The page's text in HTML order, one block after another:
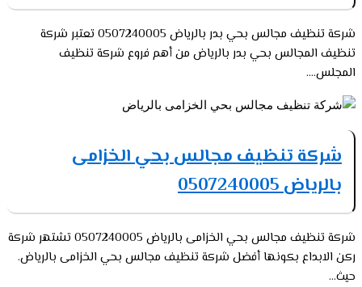
شركة تنظيف مجالس بحي بدر بالرياض 0507240005 تعتبر شركة
تنظيف المجالس بحي بدر بالرياض من أهم فروع شركة تنظيف
المجلس....
شركة تنظيف مجالس بحي الخزامى
بالرياض 0507240005
شركة تنظيف مجالس بحي الخزامى بالرياض 0507240005 تشتهر شركة
ركن الابداع بكونها أفضل شركة تنظيف مجالس بحي الخزامى بالرياض.
حيث...